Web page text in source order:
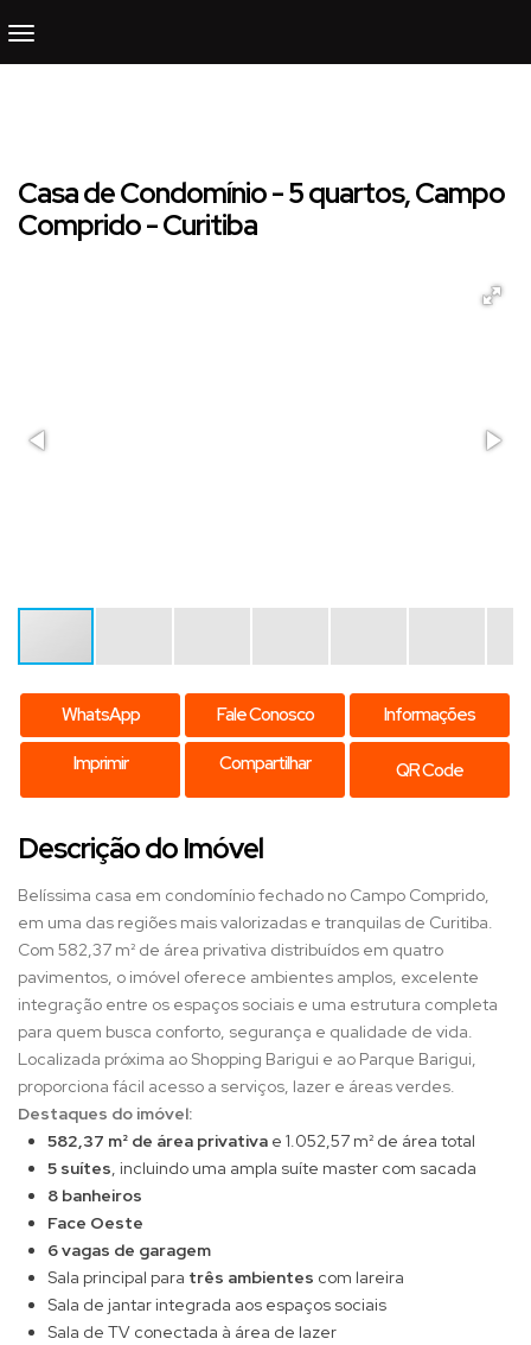
Casa de Condomínio - 5 quartos, Campo
Comprido - Curitiba
WhatsApp Fale Conosco Informações
Imprimir Compartilhar QR Code
Descrição do Imóvel
Belíssima casa em condomínio fechado no Campo Comprido,
em uma das regiões mais valorizadas e tranquilas de Curitiba.
Com 582,37 m² de área privativa distribuídos em quatro
pavimentos, o imóvel oferece ambientes amplos, excelente
integração entre os espaços sociais e uma estrutura completa
para quem busca conforto, segurança e qualidade de vida.
Localizada próxima ao Shopping Barigui e ao Parque Barigui,
proporciona fácil acesso a serviços, lazer e áreas verdes.
Destaques do imóvel:
582,37 m² de área privativa e 1.052,57 m² de área total
5 suítes, incluindo uma ampla suíte master com sacada
8 banheiros
Face Oeste
6 vagas de garagem
Sala principal para três ambientes com lareira
Sala de jantar integrada aos espaços sociais
Sala de TV conectada à área de lazer